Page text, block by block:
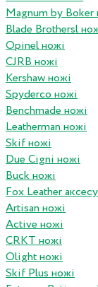
Magnum by Boker
Blade Brothersl
Opinel ножі
CJRB ножі
Kershaw ножі
Spyderco ножі
Benchmade ножі
Leatherman ножі
Skif ножі
Due Cigni ножі
Buck ножі
Fox Leather
Artisan ножі
Active ножі
CRKT ножі
Olight ножі
Skif Plus ножі